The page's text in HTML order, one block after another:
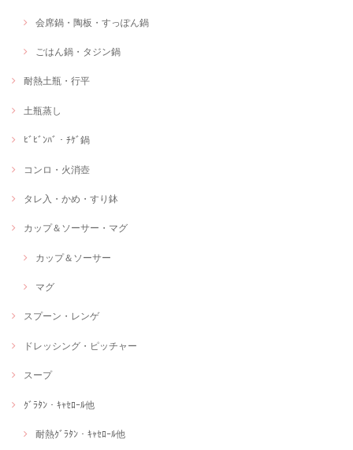
会席鍋・陶板・すっぽん鍋
ごはん鍋・タジン鍋
耐熱土瓶・行平
土瓶蒸し
ﾋﾞﾋﾞﾝﾊﾞ・ﾁｹﾞ鍋
コンロ・火消壺
タレ入・かめ・すり鉢
カップ＆ソーサー・マグ
カップ＆ソーサー
マグ
スプーン・レンゲ
ドレッシング・ピッチャー
スープ
ｸﾞﾗﾀﾝ・ｷｬｾﾛｰﾙ他
耐熱ｸﾞﾗﾀﾝ・ｷｬｾﾛｰﾙ他